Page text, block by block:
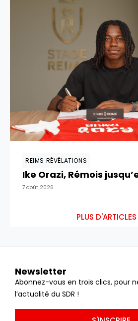
REIMS RÉVÉLATIONS
Ike Orazi, Rémois
7 août 2026
PLUS
Newsletter
Abonnez-vous en trois clics, pour
l’actualité du SDR !